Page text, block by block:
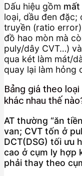
Dấu hiệu gồm mất
loại, dầu đen đặc;
truyền (ratio
đồ hao mòn mà
puly/dây CVT…) và
qua két làm mát/
quay lại làm hỏng
Bảng giá theo
khác nhau thế
AT thường “ăn
van; CVT tốn ở
DCT(DSG) tối ưu
cao ở cụm ly hợp
phải thay theo